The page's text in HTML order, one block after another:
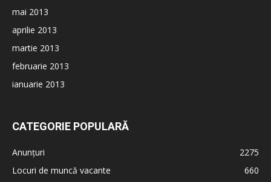
mai 2013
aprilie 2013
martie 2013
februarie 2013
ianuarie 2013
CATEGORIE POPULARĂ
Anunțuri
2275
Locuri de muncă vacante
660